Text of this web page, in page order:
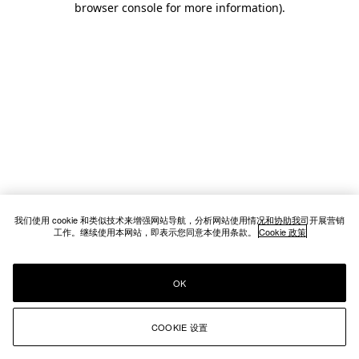
browser console for more information).
我们使用 cookie 和类似技术来增强网站导航，分析网站使用情况和协助我司开展营销
工作。继续使用本网站，即表示您同意本使用条款。 Cookie 政策
COOKIE 设置
OK